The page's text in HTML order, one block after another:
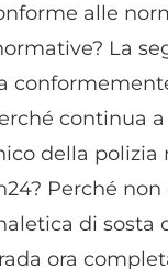
alle
La
continua a
della polizia
Perché non
di sosta
ora